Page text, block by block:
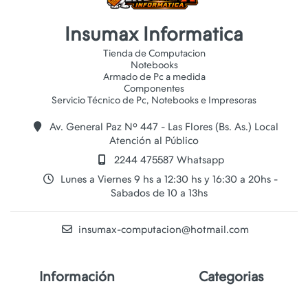
Insumax Informatica
Tienda de Computacion
Notebooks
Armado de Pc a medida
Componentes
Av. General Paz Nº 447 - Las Flores (Bs. As.) Local
Atención al Público
2244 475587 Whatsapp
Lunes a Viernes 9 hs a 12:30 hs y 16:30 a 20hs -
Sabados de 10 a 13hs
insumax-computacion@hotmail.com
Información Categorias